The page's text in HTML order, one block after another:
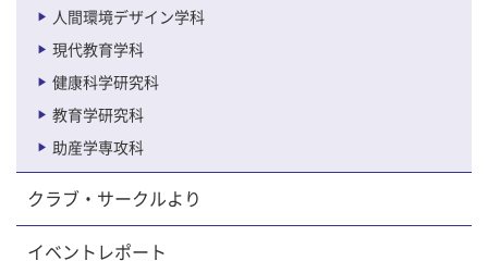
人間環境デザイン学科
現代教育学科
健康科学研究科
教育学研究科
助産学専攻科
クラブ・サークルより
イベントレポート